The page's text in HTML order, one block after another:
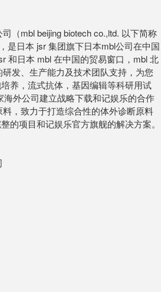
（mbl beijing biotech co.,ltd. 以下简称
是日本 jsr 集团旗下日本mbl公司在中国
和日本 mbl 在中国的贸易窗口，mbl 北
发、生产能力及技术团队支持，为您
养，流式抗体，基因编辑等科研用试
外公司建立战略下载和记娱乐的合作
，致力于打造综合性的体外诊断原料
的项目和记娱乐官方旗舰的解决方案。